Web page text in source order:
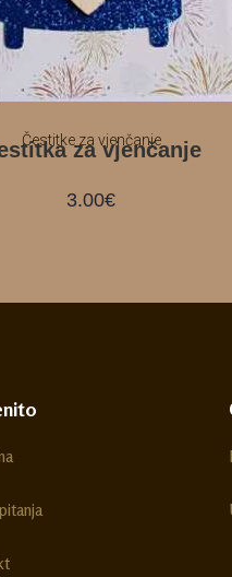
Čestitke za vjenčanje
za vjenčanje
3.00€